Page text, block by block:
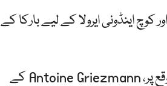
اور کوچ اینڈونی ایرولا کے لیے بارکا کے
ڈیاگو سیمون کے Atletico Madrid نے، کلب کی 120 ویں سالگرہ کے موقع پر، Antoine Griezmann کے